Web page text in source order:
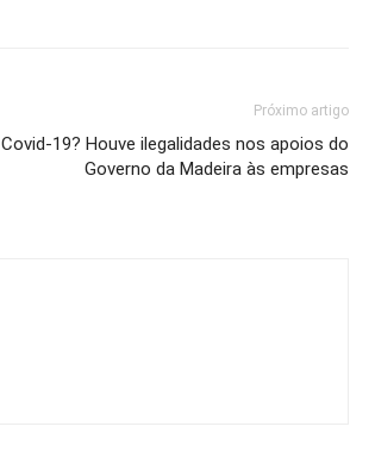
Próximo artigo
Covid-19? Houve ilegalidades nos apoios do
Governo da Madeira às empresas